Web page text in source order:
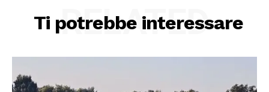
Ti potrebbe interessare
RELATED